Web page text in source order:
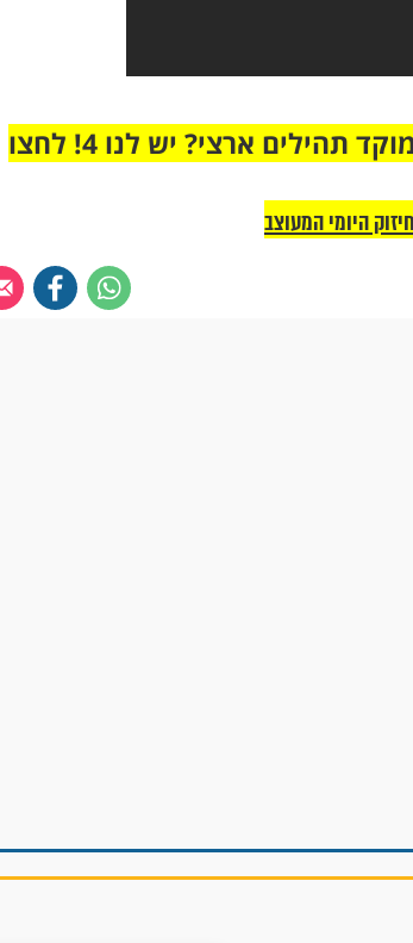
מחוברים רק לקבוצת ווטסאפ אחת מבית מוקד תהילים ארצי? יש לנו 4! לחצו
היומי המעוצב